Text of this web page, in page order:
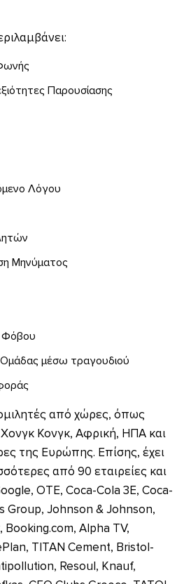
Παρουσίασης
Λόγου
Μηνύματος
Φόβου
μέσω τραγουδιού
από χώρες, όπως
Κονγκ, Αφρική, ΗΠΑ και
της Ευρώπης. Επίσης, έχει
από 90 εταιρείες και
OTE, Coca-Cola 3E, Coca-
Group, Johnson & Johnson,
Alpha TV,
TITAN Cement, Bristol-
Resoul, Knauf,